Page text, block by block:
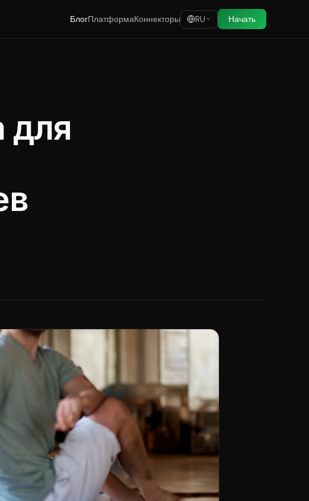
БлогПлатформаКоннекторы RU Начать
для